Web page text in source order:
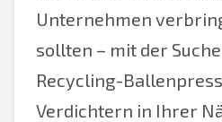
Unternehmen
sollten – mit der
Recycling-
Verdichtern in Ihrer